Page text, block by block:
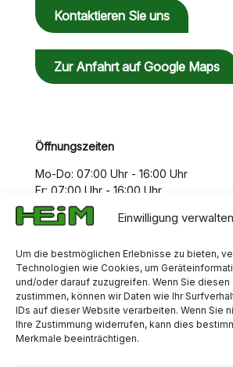
Einwilligung verwalten
Um die bestmöglichen Erlebnisse zu bieten,
Technologien wie Cookies, um
und/oder darauf zuzugreifen. Wenn Sie
zustimmen, können wir Daten wie Ihr
IDs auf dieser Website verarbeiten. Wenn Sie
Ihre Zustimmung widerrufen, kann dies
Merkmale beeinträchtigen.
Kontaktieren Sie uns
Zur Anfahrt auf Google Maps
Öffnungszeiten
Mo-Do: 07:00 Uhr - 16:00 Uhr
Fr: 07:00 Uhr - 16:00 Uhr